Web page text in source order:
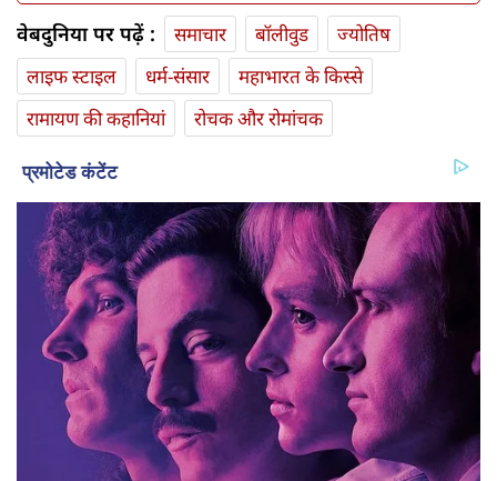
वेबदुनिया पर पढ़ें : समाचार बॉलीवुड
ज्योतिष
लाइफ स्‍टाइल
धर्म-संसार
महाभारत के किस्से
रामायण की कहानियां
रोचक और रोमांचक